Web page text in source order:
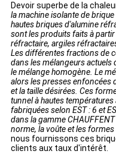
Devoir superbe de la
la machine isolante de
hautes briques d'alumine
sont les produits faits à
réfractaire, argiles
Les différentes fractions de
dans les mélangeurs
le mélange homogène. Le
alors les presses enfoncées
et la taille désirées. Ces
tunnel à hautes
fabriquées selon EST : 6 et
dans la gamme
norme, la voûte et les formes
nous fournissons ces
clients aux taux d'intérêt.